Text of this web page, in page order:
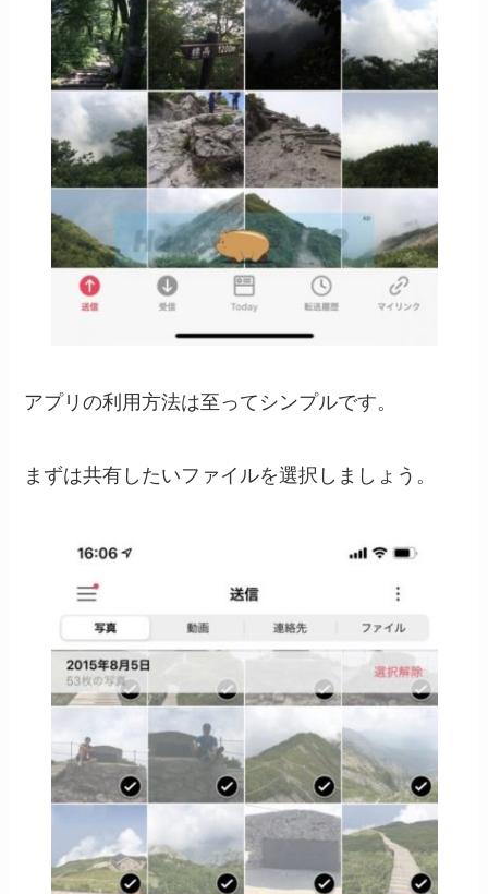
アプリの利用方法は至ってシンプルです。
まずは共有したいファイルを選択しましょう。